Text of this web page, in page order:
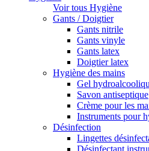
Voir tous Hygiène
Gants / Doigtier
Gants nitrile
Gants vinyle
Gants latex
Doigtier latex
Hygiène des mains
Gel
Savon antiseptique
Crème pour les
Instruments pour
Désinfection
Lingettes
Désinfectant